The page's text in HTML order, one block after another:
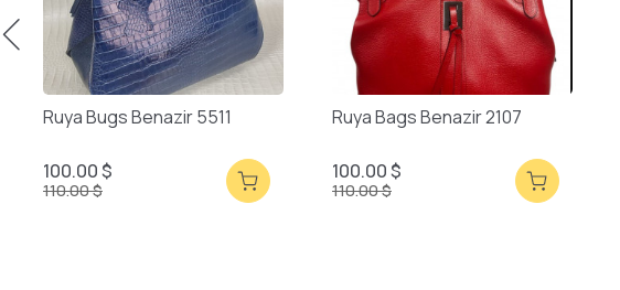
Ruya Bugs Benazir 5511
100.00 $
110.00 $
Ruya Bags Benazir 2107
100.00 $
110.00 $